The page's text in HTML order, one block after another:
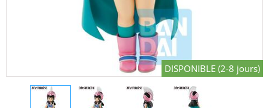
DISPONIBLE (2-8 jours)